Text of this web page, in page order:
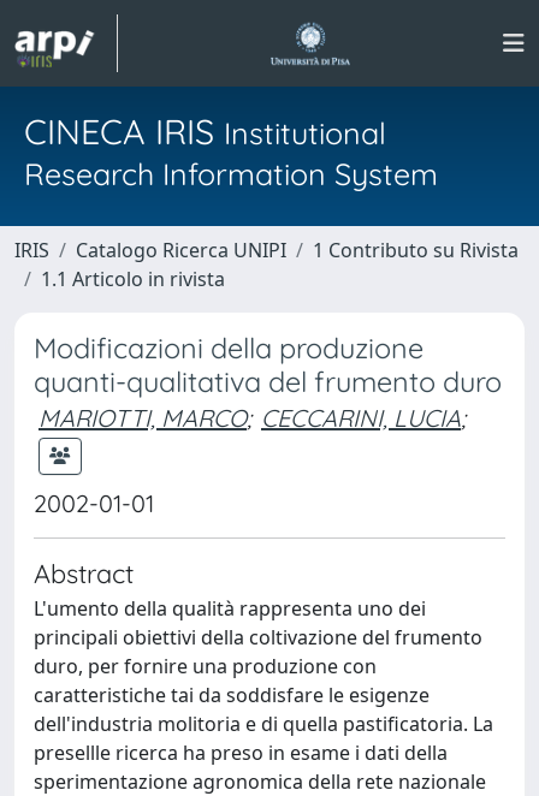
CINECA IRIS Institutional
Research Information System
IRIS Catalogo Ricerca UNIPI
1 Contributo su Rivista
1.1 Articolo in rivista
Modificazioni della produzione
quanti-qualitativa del frumento duro
MARIOTTI, MARCO; CECCARINI, LUCIA;
2002-01-01
Abstract
L'umento della qualità rappresenta uno dei
principali obiettivi della coltivazione del frumento
duro, per fornire una produzione con
caratteristiche tai da soddisfare le esigenze
dell'industria molitoria e di quella pastificatoria. La
presellle ricerca ha preso in esame i dati della
sperimentazione agronomica della rete nazionale